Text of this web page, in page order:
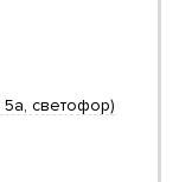
светофор)